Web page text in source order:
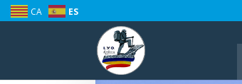
CA ES